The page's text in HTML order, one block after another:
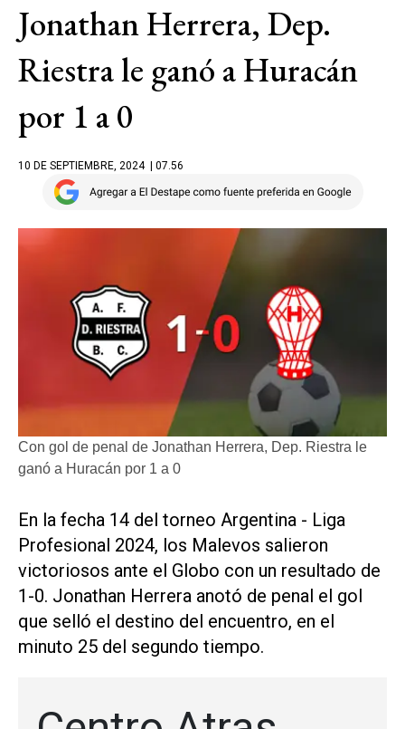
Jonathan Herrera, Dep.
Riestra le ganó a Huracán
por 1 a 0
10 DE SEPTIEMBRE, 2024 | 07.56
Con gol de penal de Jonathan Herrera, Dep. Riestra le
ganó a Huracán por 1 a 0
En la fecha 14 del torneo Argentina - Liga
Profesional 2024, los Malevos salieron
victoriosos ante el Globo con un resultado de
1-0. Jonathan Herrera anotó de penal el gol
que selló el destino del encuentro, en el
minuto 25 del segundo tiempo.